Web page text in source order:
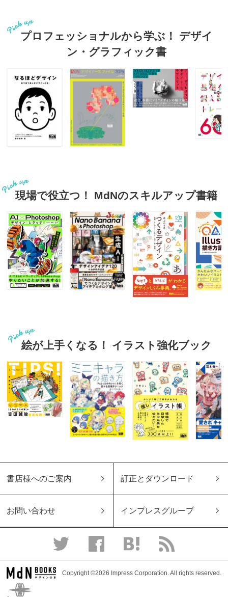
プロフェッショナルから学ぶ！ デザイ
ン・グラフィック書
現場で役立つ！ MdNのスキルアップ書籍
絵が上手くなる！ イラスト強化ブック
書店様へのご案内 訂正とダウンロード
お問い合わせ インプレスグループ
Copyright ©2026 Impress Corporation. All rights reserved.